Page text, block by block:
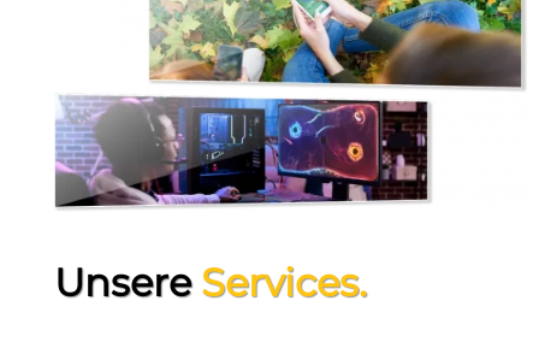
Unsere Services.